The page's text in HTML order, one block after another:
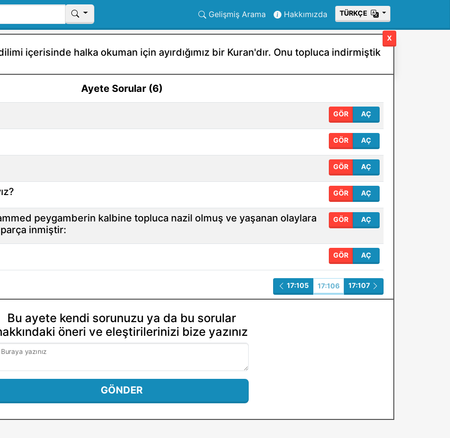
Gelişmiş Arama Hakkımızda ТÜRKÇE
içerisinde halka okuman için ayırdığımız bir Kuran'dır. Onu topluca indirmiştik
X
Ayete Sorular (6)
GÖR AÇ
GÖR AÇ
GÖR AÇ
GÖR AÇ
GÖR AÇ
peygamberin kalbine topluca nazil olmuş ve yaşanan olaylara
inmiştir:
GÖR AÇ
17:105 17:106 17:107
Bu ayete kendi sorunuzu ya da bu sorular
öneri ve eleştirilerinizi bize yazınız
Buraya yazınız
GÖNDER